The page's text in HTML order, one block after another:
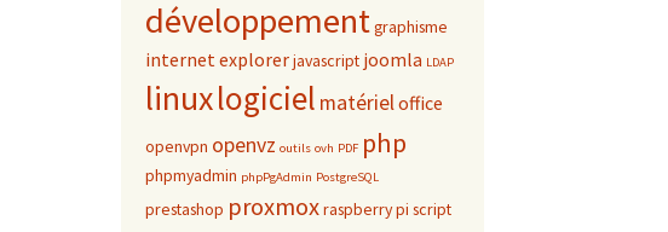
développementgraphisme
internet explorerjavascript joomla LDAP
linuxlogiciel matérieloffice
openvpn openvz outils ovh PDF php
phpmyadmin phpPgAdmin PostgreSQL
prestashop proxmoxraspberry pi script